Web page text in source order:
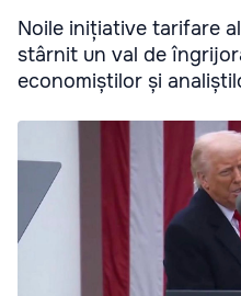
Noile inițiative tarifare
stârnit un val de
economiștilor și